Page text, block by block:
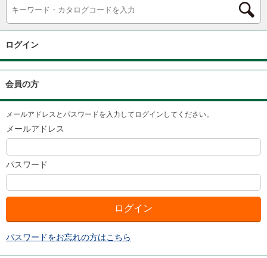
ログイン
会員の方
メールアドレスとパスワードを入力してログインしてください。
メールアドレス
パスワード
パスワードをお忘れの方はこちら